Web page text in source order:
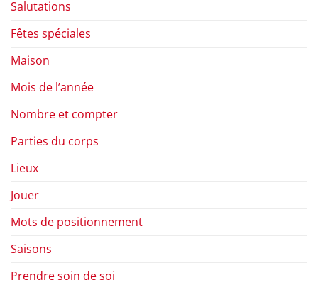
Salutations
Fêtes spéciales
Maison
Mois de l’année
Nombre et compter
Parties du corps
Lieux
Jouer
Mots de positionnement
Saisons
Prendre soin de soi